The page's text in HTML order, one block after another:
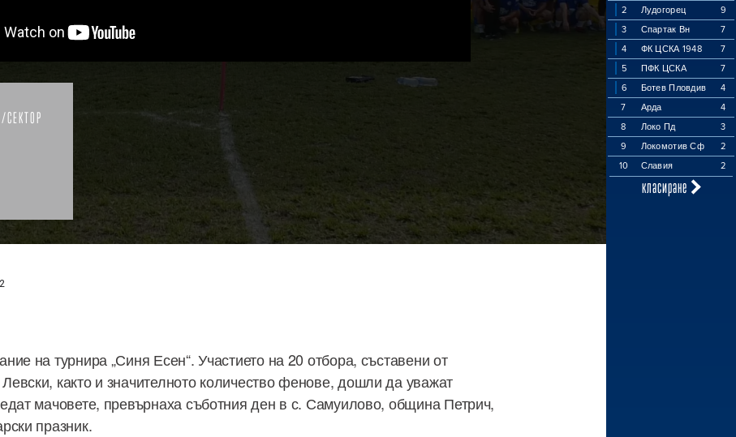
2 Лудогорец
9
3
Спартак Вн
7
4
ФК ЦСКА 1948
7
5
ПФК ЦСКА
7
6
Ботев Пловдив
4
7
Арда
4
8
Локо Пд
3
9
Локомотив Сф
2
10
Славия 2
класиране
на турнира „Синя Есен“. Участието на 20 отбора, съставени от
както и значителното количество фенове, дошли да уважат
мачовете, превърнаха съботния ден в с. Самуилово, община Петрич,
празник.